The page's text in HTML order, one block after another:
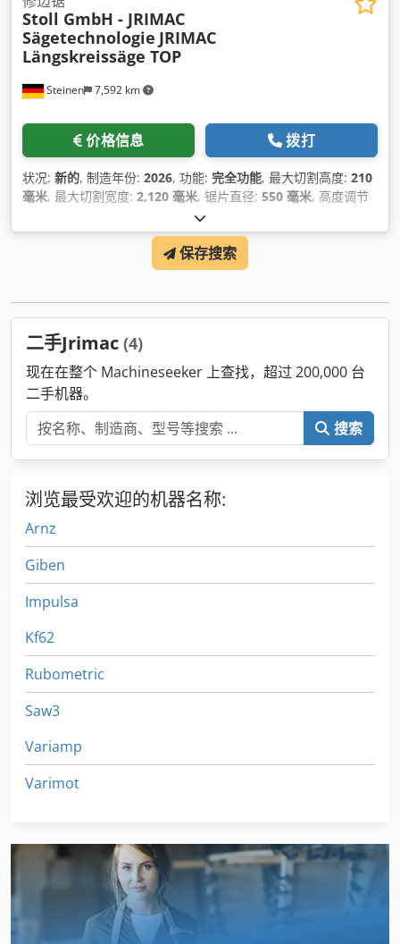
Steinen 7,592 km
Stoll GmbH - JRIMAC
Sägetechnologie JRIMAC
Längskreissäge TOP
价格信息 拨打
状况: 新的, 制造年份: 2026, 功能: 完全功能, 最大切割高度: 210
毫米, 最大切割宽度: 2,120 毫米, 锯片直径: 550 毫米, 高度调节
11,000 毫米, 总重量:
（最大）:9,200 毫米, 锯驱动装置:15,000 瓦特,
保存搜索
二手Jrimac (4)
现在在整个 Machineseeker 上查找，超过 200,000 台
二手机器。
搜索
浏览最受欢迎的机器名称:
Arnz
Giben
Impulsa
Kf62
Rubometric
Saw3
Variamp
Varimot